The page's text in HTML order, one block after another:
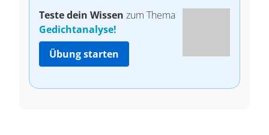
Teste dein Wissen zum Thema
Gedichtanalyse!
Übung starten